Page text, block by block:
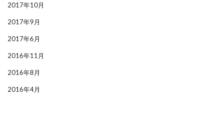
2017年10月
2017年9月
2017年6月
2016年11月
2016年8月
2016年4月